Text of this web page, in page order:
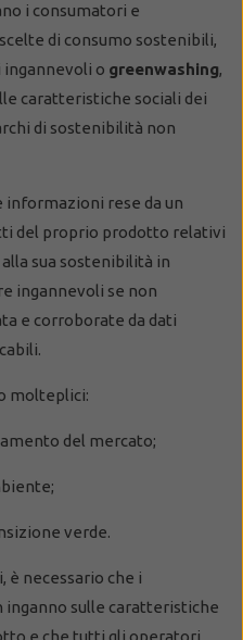
i consumatori e
di consumo sostenibili,
o greenwashing,
caratteristiche sociali dei
di sostenibilità non
informazioni rese da un
del proprio prodotto relativi
sua sostenibilità in
ingannevoli se non
e corroborate da dati
molteplici:
del mercato;
verde.
è necessario che i
sulle caratteristiche
e che tutti gli operatori